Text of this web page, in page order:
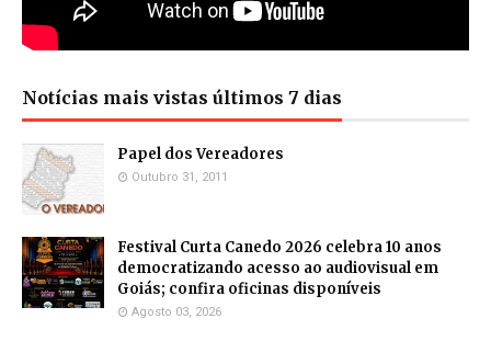
Notícias mais vistas últimos 7 dias
Papel dos Vereadores
Outubro 31, 2011
Festival Curta Canedo 2026 celebra 10 anos
democratizando acesso ao audiovisual em
Goiás; confira oficinas disponíveis
Agosto 03, 2026